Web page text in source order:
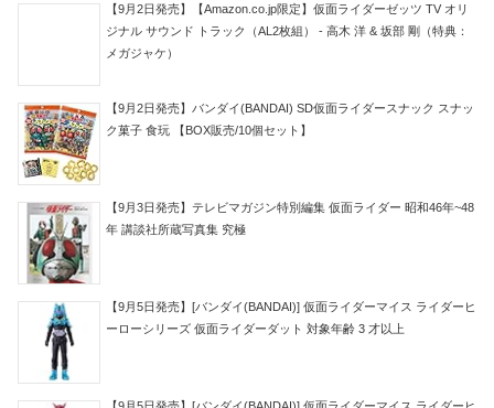
【9月2日発売】【Amazon.co.jp限定】仮面ライダーゼッツ TV オリ
ジナル サウンド トラック（AL2枚組） - 高木 洋 & 坂部 剛（特典：
メガジャケ）
【9月2日発売】バンダイ(BANDAI) SD仮面ライダースナック スナッ
ク菓子 食玩 【BOX販売/10個セット】
【9月3日発売】テレビマガジン特別編集 仮面ライダー 昭和46年~48
年 講談社所蔵写真集 究極
【9月5日発売】[バンダイ(BANDAI)] 仮面ライダーマイス ライダーヒ
ーローシリーズ 仮面ライダーダット 対象年齢 3 才以上